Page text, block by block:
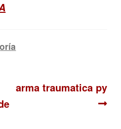
Siguiente:
arma traumatica py